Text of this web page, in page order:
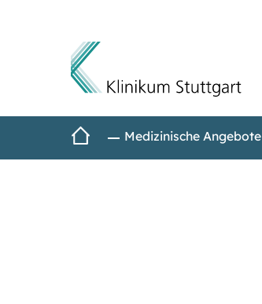
Direkt zum Inhalt
StartseiteMedizinische Angebote